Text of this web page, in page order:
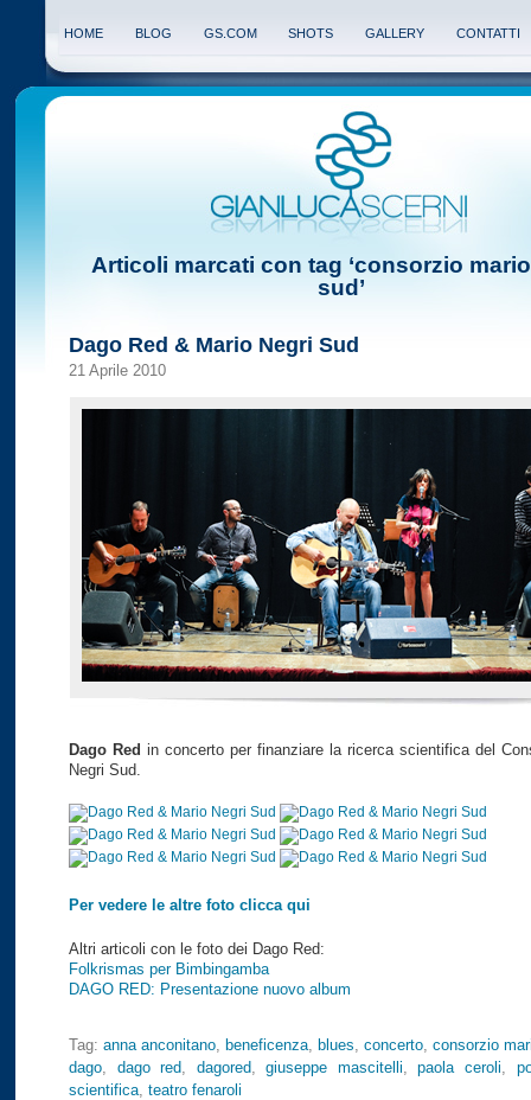
HOME BLOG GS.COM SHOTS GALLERY CONTATTI
Articoli marcati con tag ‘consorzio
sud’
Dago Red & Mario Negri Sud
21 Aprile 2010
Dago Red in concerto per finanziare la ricerca scientifica del
Negri Sud.
Per vedere le altre foto clicca qui
Altri articoli con le foto dei Dago Red:
Folkrismas per Bimbingamba
DAGO RED: Presentazione nuovo album
Tag: anna anconitano beneficenza blues concerto consorzio
dago
dago red dagored ,giuseppe mascitelli ,paola ceroli
scientifica teatro fenaroli